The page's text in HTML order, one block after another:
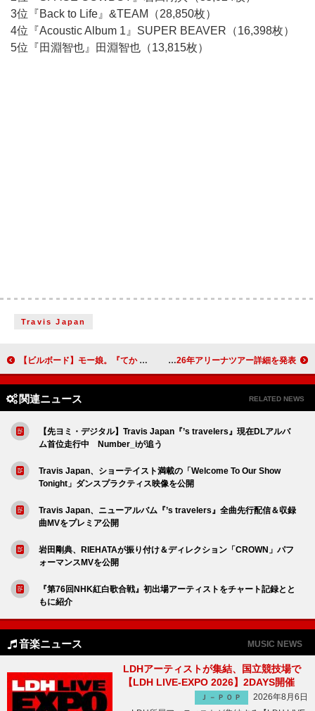
3位『Back to Life』&TEAM（28,850枚）
4位『Acoustic Album 1』SUPER BEAVER（16,398枚）
5位『田淵智也』田淵智也（13,815枚）
Travis Japan
【ビルボード】モー娘。『てか HAPPYのHAPPY！／私のラミンタッチオーネ（Lamentazione）』10万枚でシングル1位 BUMP OF CHICKEN、2026年アリーナツアー詳細を発表
関連ニュース RELATED NEWS
【先ヨミ・デジタル】Travis Japan『’s travelers』現在DLアルバ
ム首位走行中 Number_iが追う
Travis Japan、ショーテイスト満載の「Welcome To Our Show
Tonight」ダンスプラクティス映像を公開
Travis Japan、ニューアルバム『’s travelers』全曲先行配信＆収録
曲MVをプレミア公開
岩田剛典、RIEHATAが振り付け＆ディレクション「CROWN」パフ
ォーマンスMVを公開
『第76回NHK紅白歌合戦』初出場アーティストをチャート記録とと
もに紹介
音楽ニュース MUSIC NEWS
LDHアーティストが集結、国立競技場で
【LDH LIVE-EXPO 2026】2DAYS開催
Ｊ－ＰＯＰ
2026年8月6日